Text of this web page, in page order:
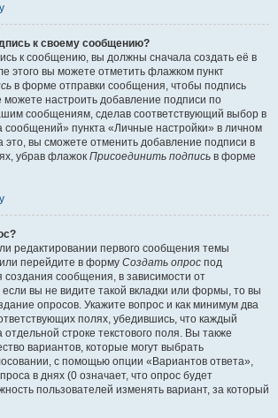
к своему сообщению?
к сообщению, вы должны сначала создать её в
этого вы можете отметить флажком пункт
в форме отправки сообщения, чтобы подпись
можете настроить добавление подписи по
сообщениям, сделав соответствующий выбор в
сообщений» пункта «Личные настройки» в личном
это, вы сможете отменить добавление подписи в
убрав флажок Присоединить подпись в форме
редактировании первого сообщения темы
перейдите в форму Создать опрос под
сообщения, в зависимости от
если вы не видите такой вкладки или формы, то вы
опросов. Укажите вопрос и как минимум два
полях, убедившись, что каждый
строке текстового поля. Вы также
вариантов, которые могут выбрать
с помощью опции «Вариантов ответа»,
в днях (0 означает, что опрос будет
пользователей изменять вариант, за который